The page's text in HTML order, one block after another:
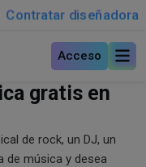
Contratar diseñadora
Acceso
gratis en
de rock, un DJ, un
de música y desea